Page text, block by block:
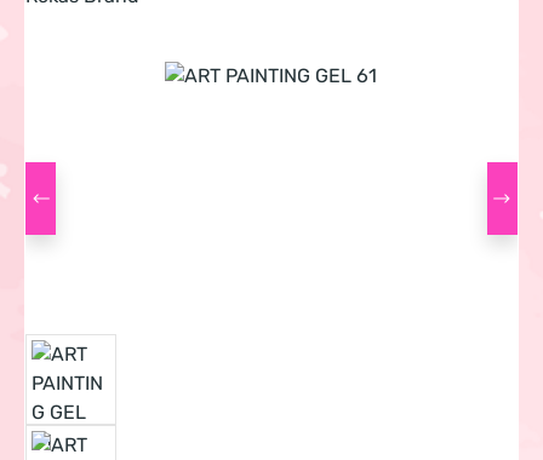
Bildergalerie überspringen